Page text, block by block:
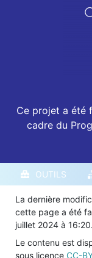
Ce projet a été
cadre du
OUTILS
La dernière
cette page a été
juillet 2024 à 16:20.
Le contenu est
sous licence CC-